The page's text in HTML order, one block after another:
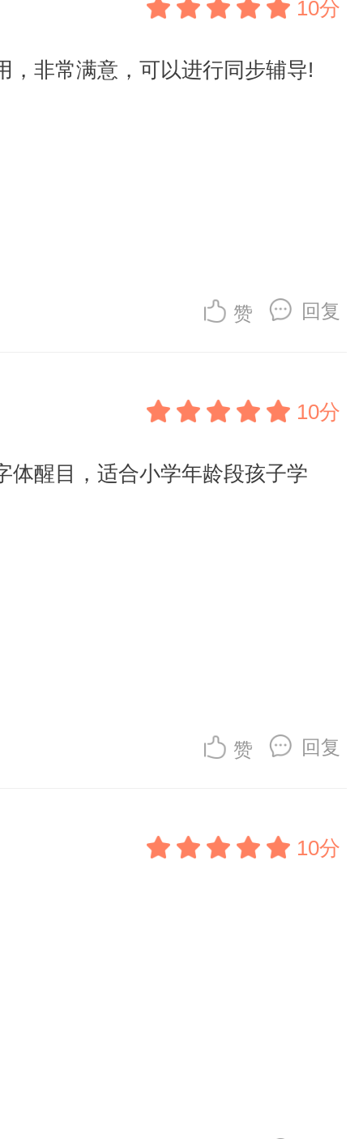
10分
，非常满意，可以进行同步辅导!
回复
赞
10分
体醒目，适合小学年龄段孩子学
回复
赞
10分